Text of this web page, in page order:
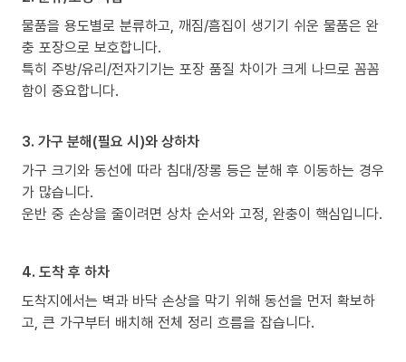
물품을 용도별로 분류하고, 깨짐/흠집이 생기기 쉬운 물품은 완
충 포장으로 보호합니다.
특히 주방/유리/전자기기는 포장 품질 차이가 크게 나므로 꼼꼼
함이 중요합니다.
3. 가구 분해(필요 시)와 상하차
가구 크기와 동선에 따라 침대/장롱 등은 분해 후 이동하는 경우
가 많습니다.
운반 중 손상을 줄이려면 상차 순서와 고정, 완충이 핵심입니다.
4. 도착 후 하차
도착지에서는 벽과 바닥 손상을 막기 위해 동선을 먼저 확보하
고, 큰 가구부터 배치해 전체 정리 흐름을 잡습니다.